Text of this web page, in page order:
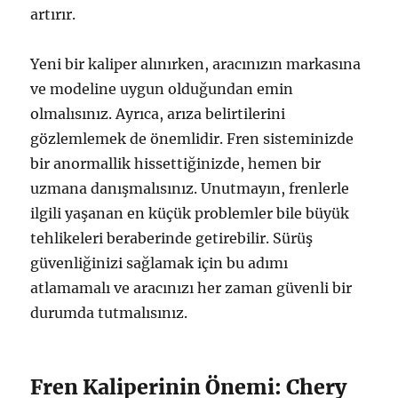
artırır.
Yeni bir kaliper alınırken, aracınızın markasına
ve modeline uygun olduğundan emin
olmalısınız. Ayrıca, arıza belirtilerini
gözlemlemek de önemlidir. Fren sisteminizde
bir anormallik hissettiğinizde, hemen bir
uzmana danışmalısınız. Unutmayın, frenlerle
ilgili yaşanan en küçük problemler bile büyük
tehlikeleri beraberinde getirebilir. Sürüş
güvenliğinizi sağlamak için bu adımı
atlamamalı ve aracınızı her zaman güvenli bir
durumda tutmalısınız.
Fren Kaliperinin Önemi: Chery